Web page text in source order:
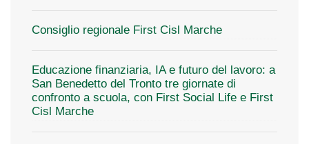
Consiglio regionale First Cisl Marche
Educazione finanziaria, IA e futuro del lavoro: a
San Benedetto del Tronto tre giornate di
confronto a scuola, con First Social Life e First
Cisl Marche